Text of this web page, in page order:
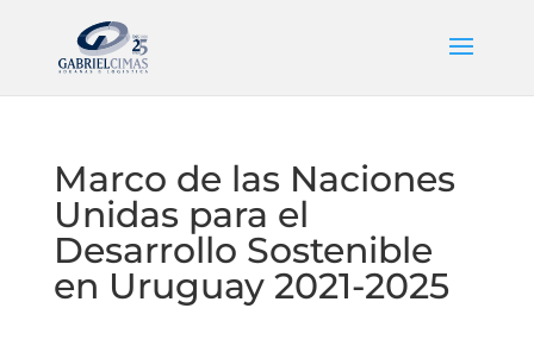
Marco de las Naciones
Unidas para el
Desarrollo Sostenible
en Uruguay 2021-2025